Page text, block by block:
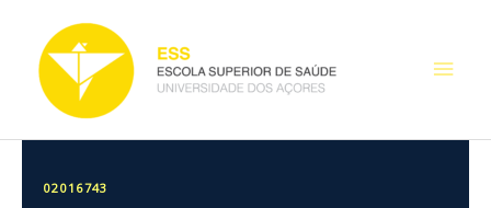
content
02016743